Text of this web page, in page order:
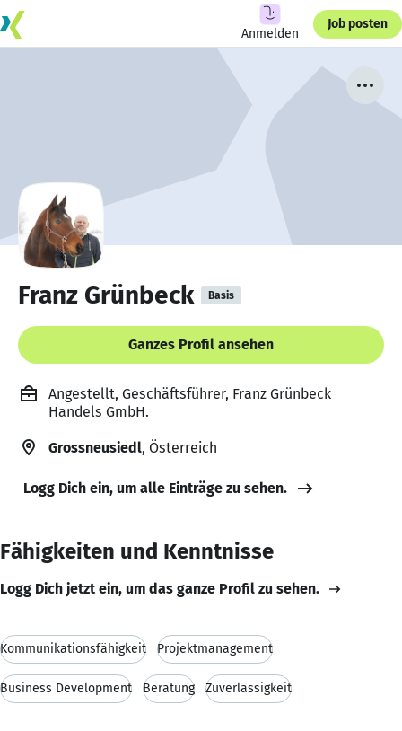
Anmelden
Job posten
Franz Grünbeck Basis
Ganzes Profil ansehen
Angestellt, Geschäftsführer, Franz Grünbeck
Handels GmbH.
Grossneusiedl, Österreich
Logg Dich ein, um alle Einträge zu sehen.
Fähigkeiten und Kenntnisse
Logg Dich jetzt ein, um das ganze Profil zu sehen.
Kommunikationsfähigkeit Projektmanagement
Business Development Beratung Zuverlässigkeit